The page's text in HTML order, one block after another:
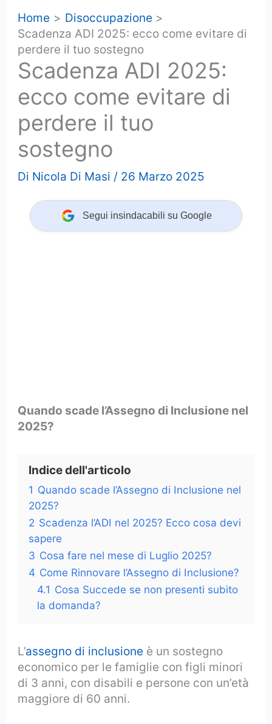
Home
Disoccupazione
Scadenza ADI 2025: ecco come evitare di
perdere il tuo sostegno
Scadenza ADI 2025:
ecco come evitare di
perdere il tuo
sostegno
Di Nicola Di Masi / 26 Marzo 2025
Segui insindacabili su Google
Quando scade l’Assegno di Inclusione nel
2025?
Indice dell'articolo
1 Quando scade l’Assegno di Inclusione nel
2025?
2 Scadenza l’ADI nel 2025? Ecco cosa devi
sapere
3 Cosa fare nel mese di Luglio 2025?
4 Come Rinnovare l’Assegno di Inclusione?
4.1 Cosa Succede se non presenti subito
la domanda?
L’assegno di inclusione è un sostegno
economico per le famiglie con figli minori
di 3 anni, con disabili e persone con un’età
maggiore di 60 anni.